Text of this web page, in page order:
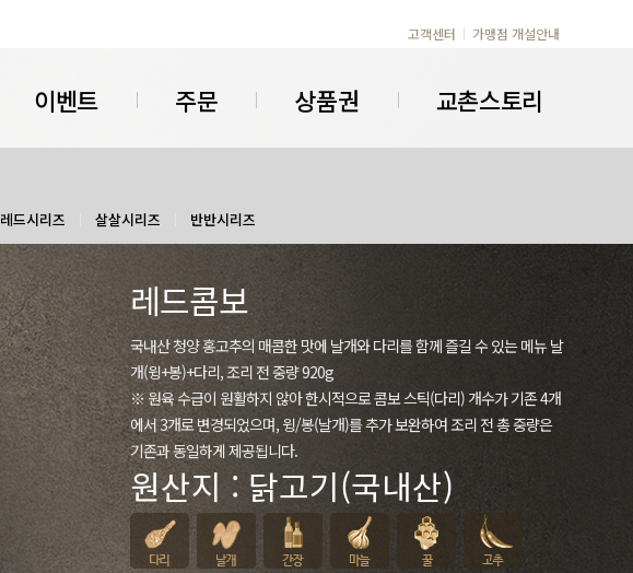
고객센터
가맹점 개설안내
이벤트 주문 상품권 교촌스토리
레드시리즈 살살시리즈 반반시리즈
레드콤보
국내산 청양 홍고추의 매콤한 맛에 날개와 다리를 함께 즐길 수 있는 메뉴 날
개(윙+봉)+다리, 조리 전 중량 920g
※ 원육 수급이 원활하지 않아 한시적으로 콤보 스틱(다리) 개수가 기존 4개
에서 3개로 변경되었으며, 윙/봉(날개)를 추가 보완하여 조리 전 총 중량은
기존과 동일하게 제공됩니다.
원산지 : 닭고기(국내산)